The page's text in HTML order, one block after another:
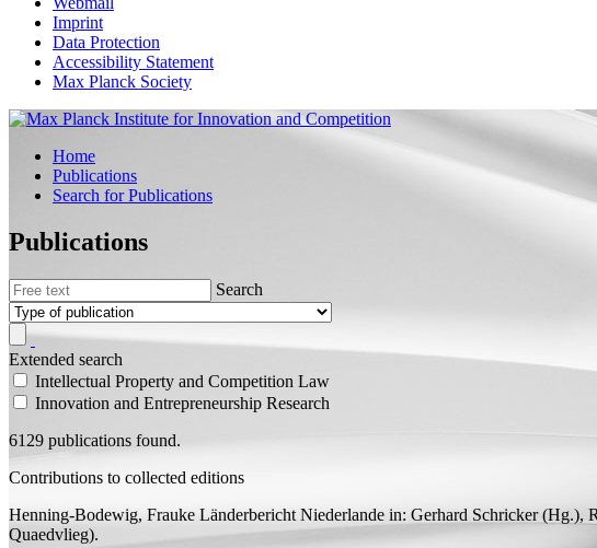
Imprint
Data Protection
Accessibility Statement
Max Planck Society
Home
Publications
Search for Publications
Publications
Search
Extended search
Intellectual Property and Competition Law
Innovation and Entrepreneurship Research
6129 publications found.
Contributions to collected editions
Henning-Bodewig, Frauke Länderbericht Niederlande in: Gerhard Schricker (Hg.),
Quaedvlieg).